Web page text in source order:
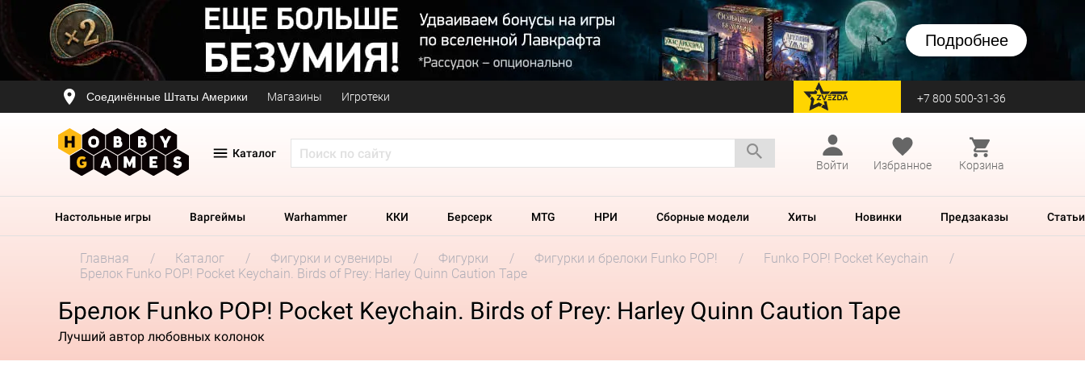
Подробнее
Соединённые Штаты Америки Магазины Игротеки перейти на Zvezda +7 800 500-31-36
Каталог
Войти
Избранное Корзина
Настольные игры Варгеймы Warhammer ККИ Берсерк MTG НРИ Сборные модели Хиты Новинки Предзаказы Статьи
Главная Каталог Фигурки и сувениры Фигурки Фигурки и брелоки Funko POP!
Funko POP! Pocket Keychain
Брелок Funko POP! Pocket Keychain. Birds of Prey: Harley Quinn Caution Tape
Брелок Funko POP! Pocket Keychain. Birds of Prey: Harley Quinn Caution Tape
Лучший автор любовных колонок